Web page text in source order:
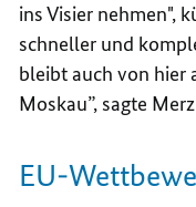
ins Visier nehmen",
schneller und
bleibt auch von hier
Moskau”, sagte
EU-